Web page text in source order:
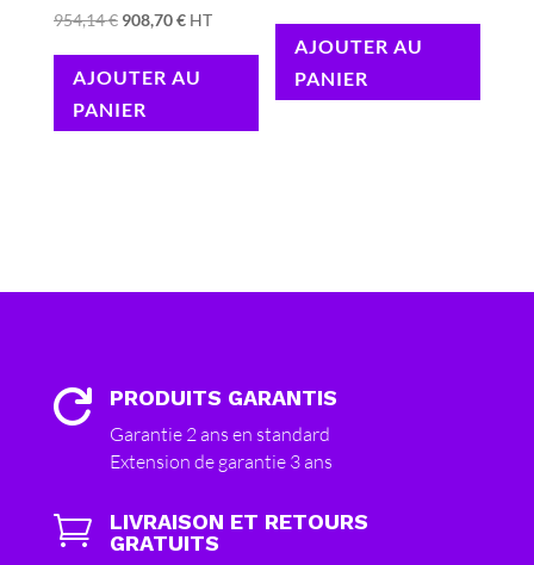
954,14€ Le
initial
était :
908,70€Le
actuel
HT
AJOUTER AU
PANIER
initial
était :
actuel
AJOUTER AU
PANIER
 PRODUITS GARANTIS
Garantie 2 ans en standard
Extension de garantie 3 ans

LIVRAISON ET RETOURS
GRATUITS